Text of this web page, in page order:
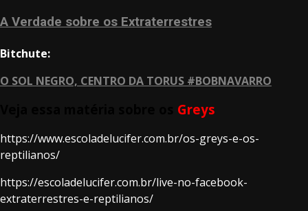
A Verdade sobre os Extraterrestres
Bitchute:
O SOL NEGRO, CENTRO DA TORUS #BOBNAVARRO
Greys
https://www.escoladelucifer.com.br/os-greys-e-os-
reptilianos/
https://escoladelucifer.com.br/live-no-facebook-
extraterrestres-e-reptilianos/